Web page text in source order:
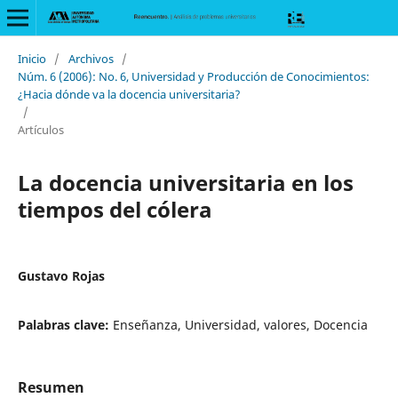
Inicio / Archivos /
Núm. 6 (2006): No. 6, Universidad y Producción de Conocimientos:
¿Hacia dónde va la docencia universitaria?
/
Artículos
La docencia universitaria en los
tiempos del cólera
Gustavo Rojas
Palabras clave: Enseñanza, Universidad, valores, Docencia
Resumen